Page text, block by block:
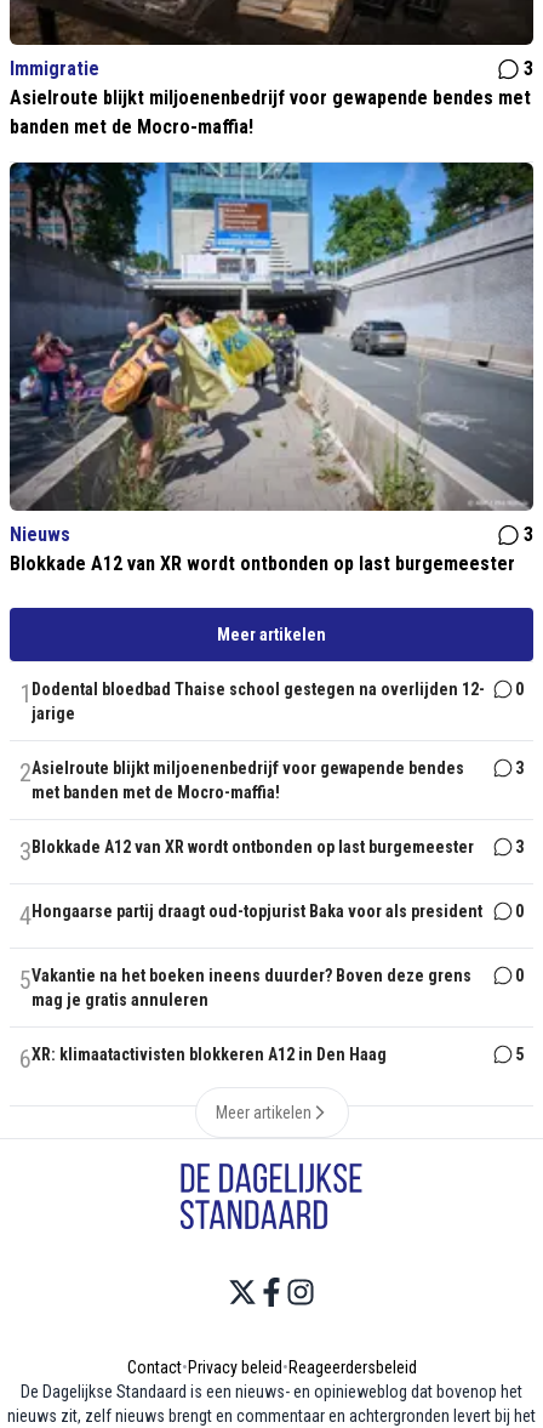
Immigratie
3
Asielroute blijkt miljoenenbedrijf voor gewapende bendes met
banden met de Mocro-maffia!
Nieuws
3
Blokkade A12 van XR wordt ontbonden op last burgemeester
Meer artikelen
1 Dodental bloedbad Thaise school gestegen na overlijden 12-
jarige
0
2Asielroute blijkt miljoenenbedrijf voor gewapende bendes
met banden met de Mocro-maffia!
3
3 Blokkade A12 van XR wordt ontbonden op last burgemeester 3
4Hongaarse partij draagt oud-topjurist Baka voor als president 0
5Vakantie na het boeken ineens duurder? Boven deze grens
mag je gratis annuleren
0
6XR: klimaatactivisten blokkeren A12 in Den Haag 5
Meer artikelen
Contact•Privacy beleid•Reageerdersbeleid
De Dagelijkse Standaard is een nieuws- en opinieweblog dat bovenop het
nieuws zit, zelf nieuws brengt en commentaar en achtergronden levert bij het